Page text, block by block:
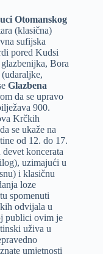
Otomanskog
(klasična)
sufijska
pored Kudsi
Bora
Glazbena
da se upravo
900.
Krčkih
se ukaže na
od 12. do 17.
koncerata
uzimajući u
i klasičnu
loze
spomenuti
odvijala u
publici ovim je
uživa u
umjetnosti